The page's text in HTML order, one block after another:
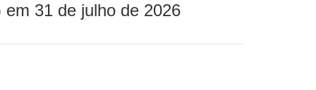
31 de julho de 2026